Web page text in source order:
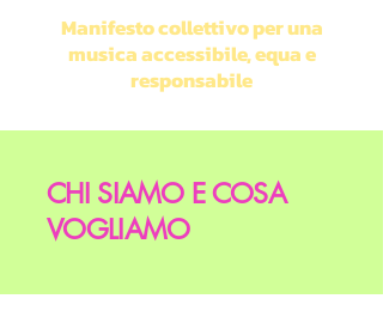
Manifesto collettivo per una
musica accessibile, equa e
responsabile
CHI SIAMO E COSA
VOGLIAMO